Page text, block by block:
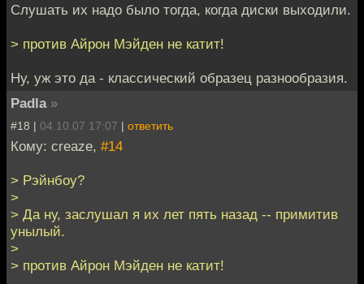
Слушать их надо было тогда, когда диски выходили.
> против Айрон Мэйден не катит!
Ну, уж это да - классический образец разнообразия.
Padla »
#18 | 04.10.07 17:07 | ответить
Кому: creaze, #14
> Рэйнбоу?
>
> Да ну, заслушал я их лет пять назад -- примитив
унылый.
>
> против Айрон Мэйден не катит!